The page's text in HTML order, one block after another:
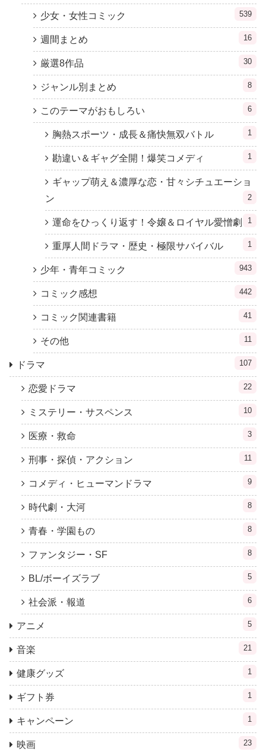
少女・女性コミック 539
週間まとめ 16
厳選8作品 30
ジャンル別まとめ 8
このテーマがおもしろい 6
胸熱スポーツ・成長＆痛快無双バトル 1
勘違い＆ギャグ全開！爆笑コメディ 1
ギャップ萌え＆濃厚な恋・甘々シチュエーショ
ン
2
運命をひっくり返す！令嬢＆ロイヤル愛憎劇 1
重厚人間ドラマ・歴史・極限サバイバル 1
少年・青年コミック 943
コミック感想 442
コミック関連書籍 41
その他 11
ドラマ 107
恋愛ドラマ 22
ミステリー・サスペンス 10
医療・救命 3
刑事・探偵・アクション 11
コメディ・ヒューマンドラマ 9
時代劇・大河 8
青春・学園もの 8
ファンタジー・SF 8
BL/ボーイズラブ 5
社会派・報道 6
アニメ 5
音楽 21
健康グッズ 1
ギフト券 1
キャンペーン 1
映画 23